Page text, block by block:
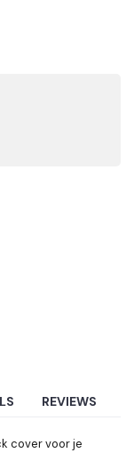
REVIEWS
cover voor je